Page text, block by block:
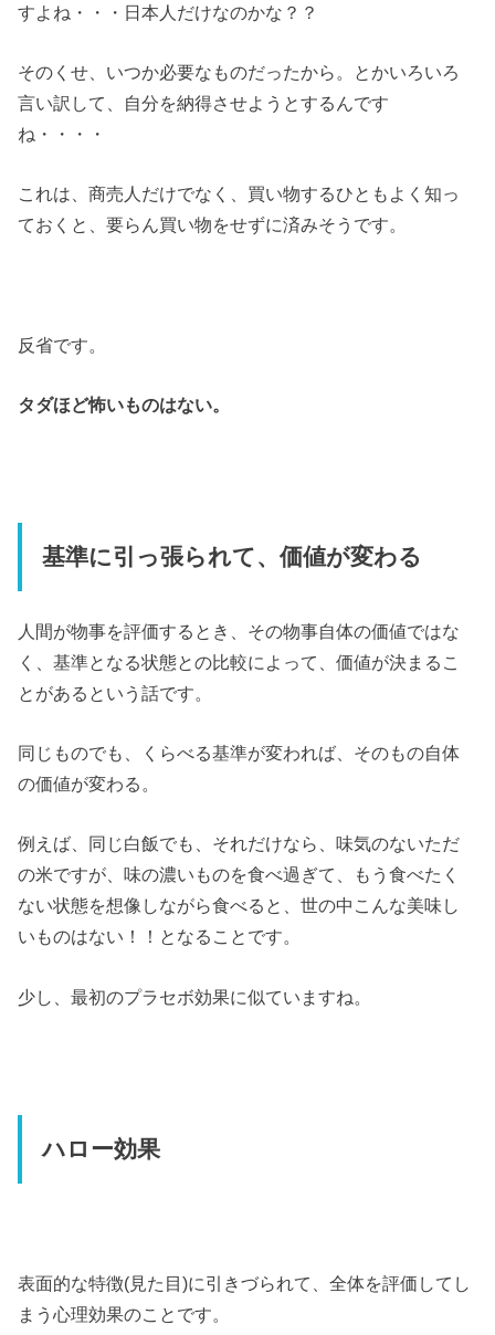
すよね・・・日本人だけなのかな？？
そのくせ、いつか必要なものだったから。とかいろいろ
言い訳して、自分を納得させようとするんです
ね・・・・
これは、商売人だけでなく、買い物するひともよく知っ
ておくと、要らん買い物をせずに済みそうです。
反省です。
タダほど怖いものはない。
基準に引っ張られて、価値が変わる
人間が物事を評価するとき、その物事自体の価値ではな
く、基準となる状態との比較によって、価値が決まるこ
とがあるという話です。
同じものでも、くらべる基準が変われば、そのもの自体
の価値が変わる。
例えば、同じ白飯でも、それだけなら、味気のないただ
の米ですが、味の濃いものを食べ過ぎて、もう食べたく
ない状態を想像しながら食べると、世の中こんな美味し
いものはない！！となることです。
少し、最初のプラセボ効果に似ていますね。
ハロー効果
表面的な特徴(見た目)に引きづられて、全体を評価してし
まう心理効果のことです。